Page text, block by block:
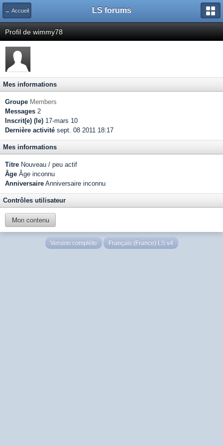
← Accueil LS forums
Profil de wimmy78
Mes informations
Groupe Members
Messages 2
Inscrit(e) (le) 17-mars 10
Dernière activité sept. 08 2011 18:17
Mes informations
Titre Nouveau / peu actif
Âge Âge inconnu
Anniversaire Anniversaire inconnu
Contrôles utilisateur
Mon contenu
Version complète Français (France) LS v4